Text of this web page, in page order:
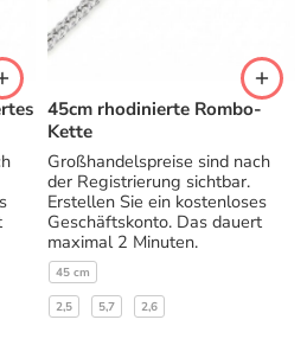
45cm rhodinierte Rombo-
Kette
Großhandelspreise sind nach
der Registrierung sichtbar.
Erstellen Sie ein kostenloses
Geschäftskonto. Das dauert
maximal 2 Minuten.
45 cm
2,5 5,7 2,6